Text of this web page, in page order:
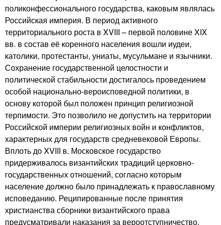
поликонфессионального государства, каковым являлась
Российская империя. В период активного
территориального роста в XVIII – первой половине XIX
вв. в состав её коренного населения вошли иудеи,
католики, протестанты, униаты, мусульмане и язычники.
Сохранение государственной целостности и
политической стабильности достигалось проведением
особой национально-вероисповедной политики, в
основу которой был положен принцип религиозной
терпимости. Это позволило не допустить на территории
Российской империи религиозных войн и конфликтов,
характерных для государств средневековой Европы.
Вплоть до XVIII в. Московское государство
придерживалось византийских традиций церковно-
государственных отношений, согласно которым
население должно было принадлежать к православному
исповеданию. Реципированные после принятия
христианства сборники византийского права
предусматривали наказания за вероотступничество,